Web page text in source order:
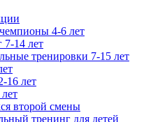
4-6 лет
7-14 лет
тренировки 7-15 лет
16 лет
второй смены
тренинг для детей